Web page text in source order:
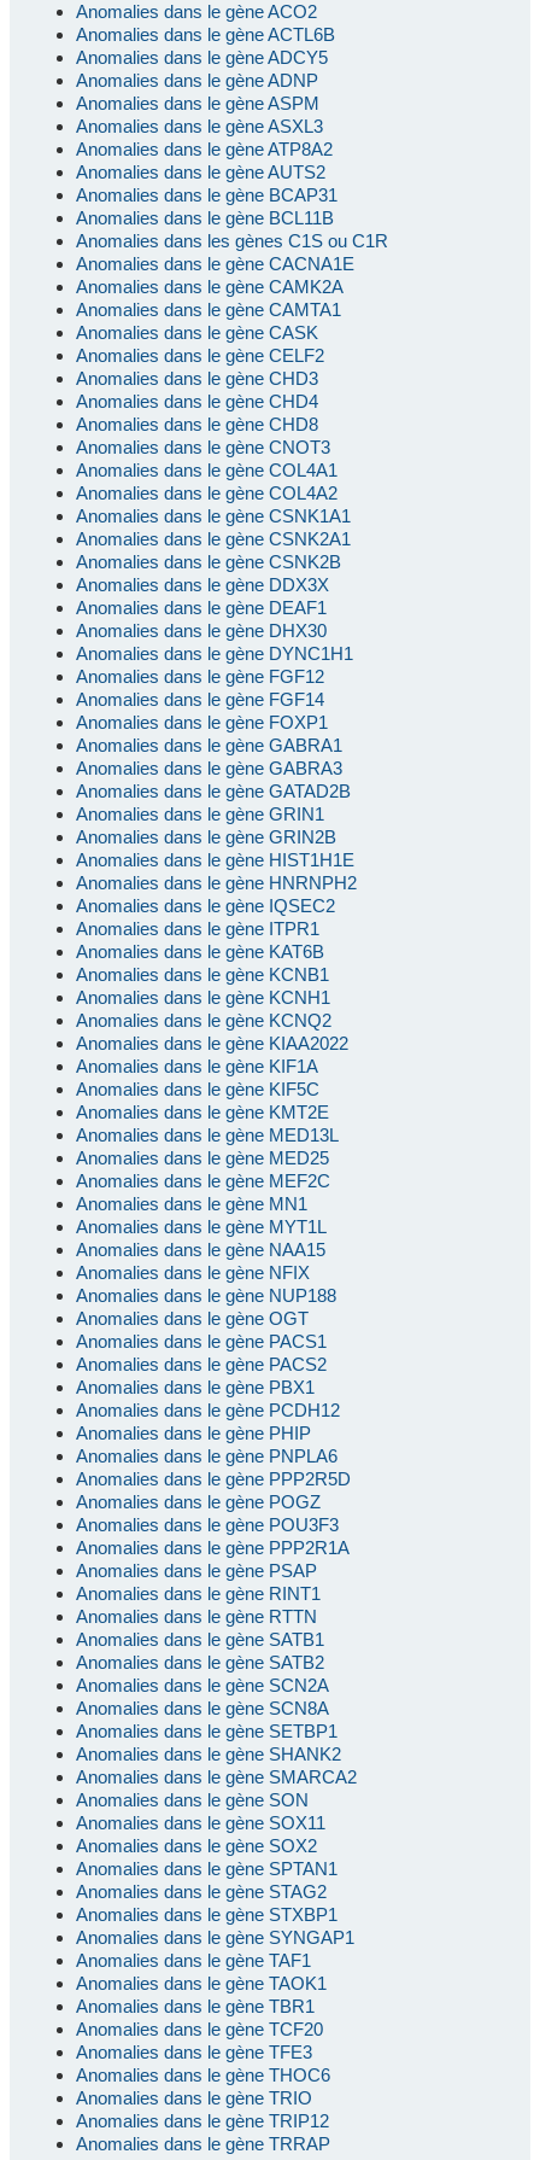
Anomalies dans le gène ACO2
Anomalies dans le gène ACTL6B
Anomalies dans le gène ADCY5
Anomalies dans le gène ADNP
Anomalies dans le gène ASPM
Anomalies dans le gène ASXL3
Anomalies dans le gène ATP8A2
Anomalies dans le gène AUTS2
Anomalies dans le gène BCAP31
Anomalies dans le gène BCL11B
Anomalies dans les gènes C1S ou C1R
Anomalies dans le gène CACNA1E
Anomalies dans le gène CAMK2A
Anomalies dans le gène CAMTA1
Anomalies dans le gène CASK
Anomalies dans le gène CELF2
Anomalies dans le gène CHD3
Anomalies dans le gène CHD4
Anomalies dans le gène CHD8
Anomalies dans le gène CNOT3
Anomalies dans le gène COL4A1
Anomalies dans le gène COL4A2
Anomalies dans le gène CSNK1A1
Anomalies dans le gène CSNK2A1
Anomalies dans le gène CSNK2B
Anomalies dans le gène DDX3X
Anomalies dans le gène DEAF1
Anomalies dans le gène DHX30
Anomalies dans le gène DYNC1H1
Anomalies dans le gène FGF12
Anomalies dans le gène FGF14
Anomalies dans le gène FOXP1
Anomalies dans le gène GABRA1
Anomalies dans le gène GABRA3
Anomalies dans le gène GATAD2B
Anomalies dans le gène GRIN1
Anomalies dans le gène GRIN2B
Anomalies dans le gène HIST1H1E
Anomalies dans le gène HNRNPH2
Anomalies dans le gène IQSEC2
Anomalies dans le gène ITPR1
Anomalies dans le gène KAT6B
Anomalies dans le gène KCNB1
Anomalies dans le gène KCNH1
Anomalies dans le gène KCNQ2
Anomalies dans le gène KIAA2022
Anomalies dans le gène KIF1A
Anomalies dans le gène KIF5C
Anomalies dans le gène KMT2E
Anomalies dans le gène MED13L
Anomalies dans le gène MED25
Anomalies dans le gène MEF2C
Anomalies dans le gène MN1
Anomalies dans le gène MYT1L
Anomalies dans le gène NAA15
Anomalies dans le gène NFIX
Anomalies dans le gène NUP188
Anomalies dans le gène OGT
Anomalies dans le gène PACS1
Anomalies dans le gène PACS2
Anomalies dans le gène PBX1
Anomalies dans le gène PCDH12
Anomalies dans le gène PHIP
Anomalies dans le gène PNPLA6
Anomalies dans le gène PPP2R5D
Anomalies dans le gène POGZ
Anomalies dans le gène POU3F3
Anomalies dans le gène PPP2R1A
Anomalies dans le gène PSAP
Anomalies dans le gène RINT1
Anomalies dans le gène RTTN
Anomalies dans le gène SATB1
Anomalies dans le gène SATB2
Anomalies dans le gène SCN2A
Anomalies dans le gène SCN8A
Anomalies dans le gène SETBP1
Anomalies dans le gène SHANK2
Anomalies dans le gène SMARCA2
Anomalies dans le gène SON
Anomalies dans le gène SOX11
Anomalies dans le gène SOX2
Anomalies dans le gène SPTAN1
Anomalies dans le gène STAG2
Anomalies dans le gène STXBP1
Anomalies dans le gène SYNGAP1
Anomalies dans le gène TAF1
Anomalies dans le gène TAOK1
Anomalies dans le gène TBR1
Anomalies dans le gène TCF20
Anomalies dans le gène TFE3
Anomalies dans le gène THOC6
Anomalies dans le gène TRIO
Anomalies dans le gène TRIP12
Anomalies dans le gène TRRAP